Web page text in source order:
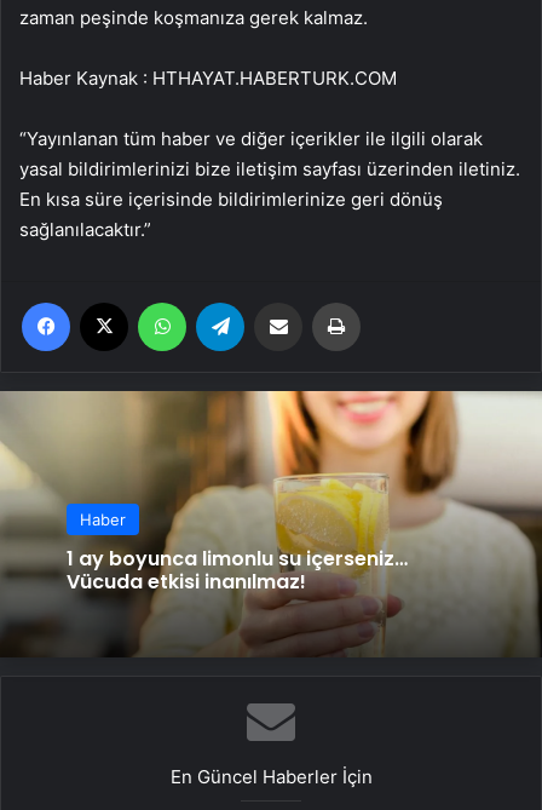
zaman peşinde koşmanıza gerek kalmaz.
Haber Kaynak : HTHAYAT.HABERTURK.COM
“Yayınlanan tüm haber ve diğer içerikler ile ilgili olarak
yasal bildirimlerinizi bize iletişim sayfası üzerinden iletiniz.
En kısa süre içerisinde bildirimlerinize geri dönüş
sağlanılacaktır.”
Facebook WhatsApp Email'den paylaş
Haber
1 ay boyunca limonlu su içerseniz…
Vücuda etkisi inanılmaz!
En Güncel Haberler İçin